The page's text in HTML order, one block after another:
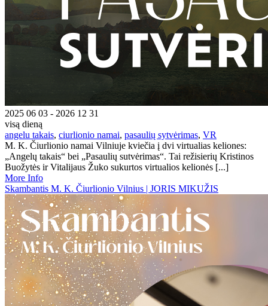
2025 06 03 - 2026 12 31
visą dieną
angelu takais, ciurlionio namai, pasaulių sytvėrimas, VR
M. K. Čiurlionio namai Vilniuje kviečia į dvi virtualias keliones:
„Angelų takais“ bei „Pasaulių sutvėrimas“. Tai režisierių Kristinos
Buožytės ir Vitalijaus Žuko sukurtos virtualios kelionės [...]
More Info
Skambantis M. K. Čiurlionio Vilnius | JORIS MIKUŽIS